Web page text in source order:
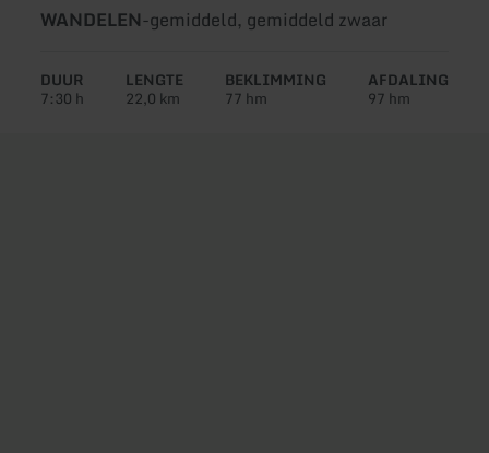
Soort
WANDELEN-Moeilijkheidsgraad:
gemiddeld, gemiddeld zwaar
DUUR
7:30 h
LENGTE
22,0 km
BEKLIMMING
77 hm
AFDALING
97 hm